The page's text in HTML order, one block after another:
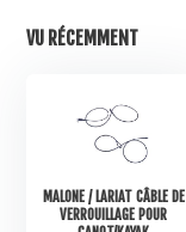
VU RÉCEMMENT
MALONE / LARIAT CÂBLE DE
VERROUILLAGE POUR